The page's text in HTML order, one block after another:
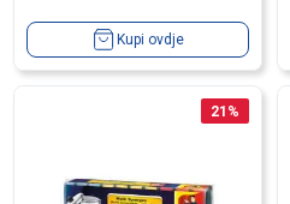
Kupi ovdje
21 %